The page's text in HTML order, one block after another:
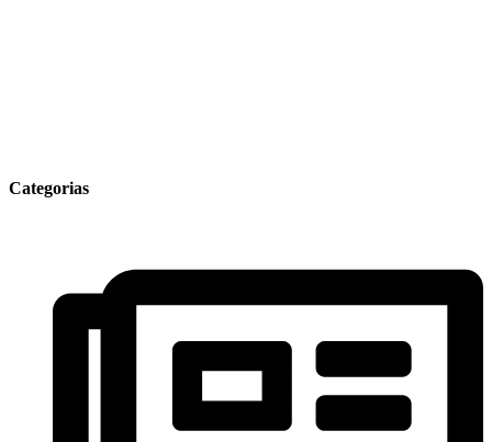
Categorias